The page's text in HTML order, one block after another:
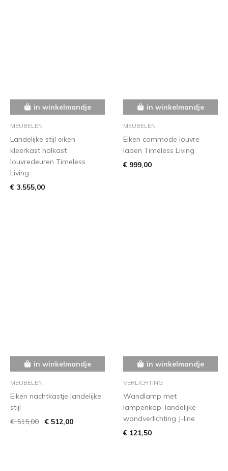
in winkelmandje
MEUBELEN
Landelijke stijl eiken
kleerkast halkast
louvredeuren Timeless
Living
€ 3.555,00
in winkelmandje
MEUBELEN
Eiken commode louvre
laden Timeless Living
€ 999,00
in winkelmandje
MEUBELEN
Eiken nachtkastje landelijke
stijl
€ 515,00
€ 512,00
in winkelmandje
VERLICHTING
Wandlamp met
lampenkap, landelijke
wandverlichting J-line
€ 121,50